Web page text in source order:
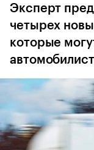
Эксперт
четырех
которые